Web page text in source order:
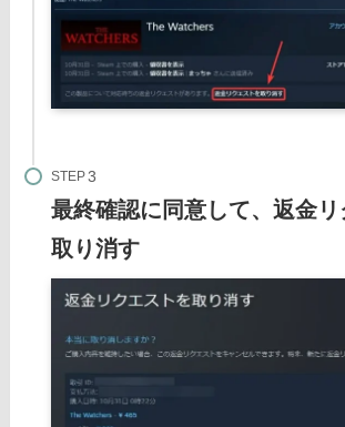
STEP
最終確認に同意して、返金
取り消す